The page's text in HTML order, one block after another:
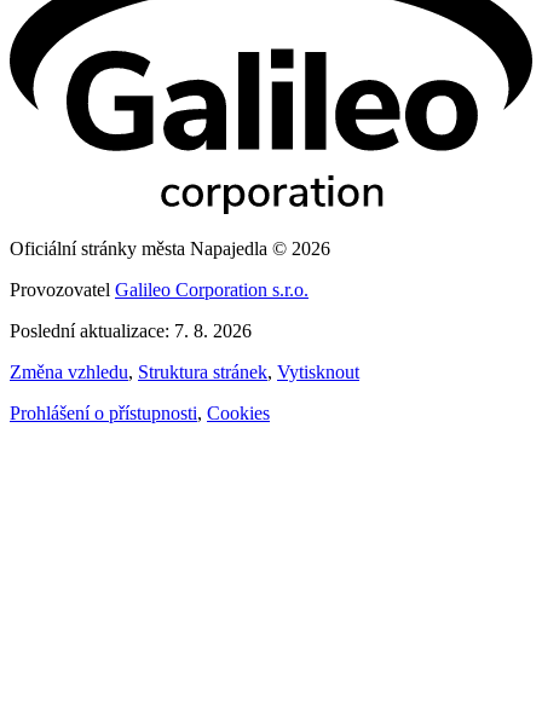
Oficiální stránky města Napajedla © 2026
Provozovatel Galileo Corporation s.r.o.
Poslední aktualizace: 7. 8. 2026
Změna vzhledu, Struktura stránek, Vytisknout
Prohlášení o přístupnosti, Cookies